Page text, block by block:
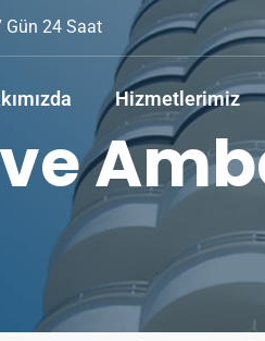
Gün 24 Saat
Hizmetlerimiz